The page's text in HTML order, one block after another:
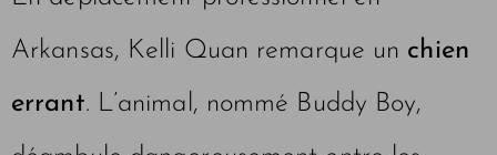
Arkansas, Kelli Quan remarque un chien
errant. L’animal, nommé Buddy Boy,